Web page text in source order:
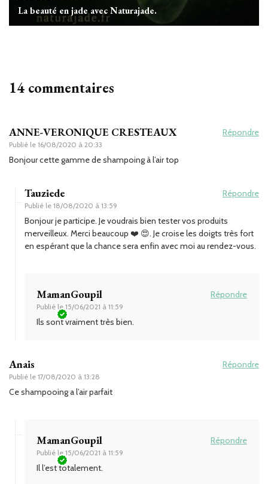
La beauté en jade avec Naturajade.
14 commentaires
ANNE-VERONIQUE CRESTEAUX
Publié le 16/08/2020 à 20:33
Répondre
Bonjour cette gamme de shampoing à l’air top
Tauziede
Publié le 18/08/2020 à 13:59
Répondre
Bonjour je participe. Je voudrais bien tester vos produits
merveilleux. Merci beaucoup ❤️ 😍. Je croise les doigts très fort
en espérant que la chance sera enfin avec moi au rendez-vous.
MamanGoupil
Publié le 15/06/2021 à 11:59
Répondre
Ils sont vraiment très bien.
Anais
Publié le 17/08/2020 à 13:28
Répondre
Ce shampooing a l’air parfait
MamanGoupil
Publié le 15/06/2021 à 11:59
Répondre
Il l’est totalement.